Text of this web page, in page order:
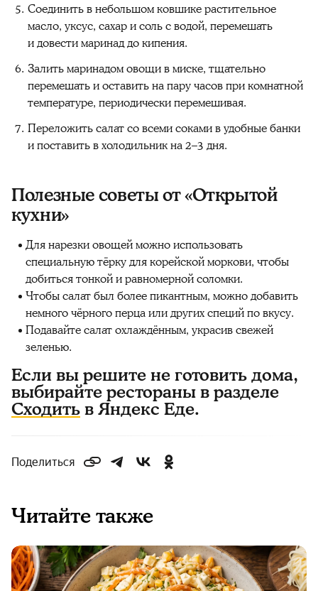
Соединить в небольшом ковшике растительное
масло, уксус, сахар и соль с водой, перемешать
и довести маринад до кипения.
Залить маринадом овощи в миске, тщательно
перемешать и оставить на пару часов при комнатной
температуре, периодически перемешивая.
Переложить салат со всеми соками в удобные банки
и поставить в холодильник на 2–3 дня.
Полезные советы от «Открытой
кухни»
Для нарезки овощей можно использовать
специальную тёрку для корейской моркови, чтобы
добиться тонкой и равномерной соломки.
Чтобы салат был более пикантным, можно добавить
немного чёрного перца или других специй по вкусу.
Подавайте салат охлаждённым, украсив свежей
зеленью.
Если вы решите не готовить дома,
выбирайте рестораны в разделе
Сходитьв Яндекс Еде.
Поделиться
Читайте также